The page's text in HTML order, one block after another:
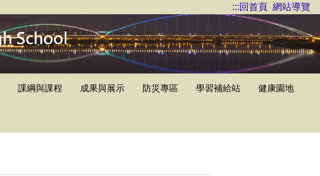
:::回首頁 網站導覽
課綱與課程 成果與展示 防災專區 學習補給站 健康園地